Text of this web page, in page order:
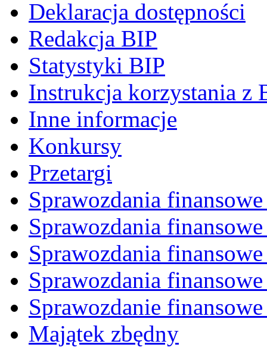
Deklaracja dostępności
Redakcja BIP
Statystyki BIP
Instrukcja korzystania z
Inne informacje
Konkursy
Przetargi
Sprawozdania
Sprawozdania
Sprawozdania
Sprawozdania
Sprawozdanie
Majątek zbędny